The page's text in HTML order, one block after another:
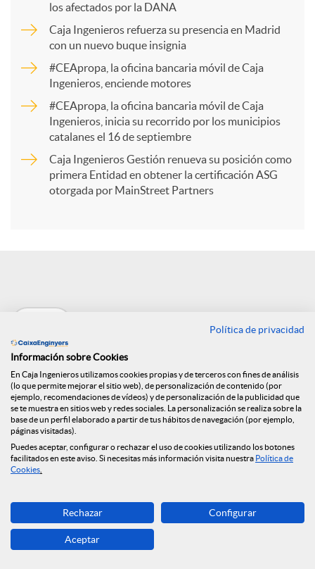
p
a
r
t
n
R
e
d
e
los afectados por la DANA
Caja Ingenieros refuerza su presencia en Madrid
con un nuevo buque insignia
#CEApropa, la oficina bancaria móvil de Caja
Ingenieros, enciende motores
#CEApropa, la oficina bancaria móvil de Caja
Ingenieros, inicia su recorrido por los municipios
catalanes el 16 de septiembre
Caja Ingenieros Gestión renueva su posición como
primera Entidad en obtener la certificación ASG
otorgada por MainStreet Partners
Entrevista a Félix
Masjuan en El
Economista
Política de privacidad
Información sobre Cookies
En Caja Ingenieros utilizamos cookies propias y de terceros con fines de análisis
(lo que permite mejorar el sitio web), de personalización de contenido (por
ejemplo, recomendaciones de vídeos) y de personalización de la publicidad que
se te muestra en sitios web y redes sociales. La personalización se realiza sobre la
base de un perfil elaborado a partir de tus hábitos de navegación (por ejemplo,
páginas visitadas).
Puedes aceptar, configurar o rechazar el uso de cookies utilizando los botones
facilitados en este aviso. Si necesitas más información visita nuestra Política de
Cookies
Rechazar Configurar
Aceptar